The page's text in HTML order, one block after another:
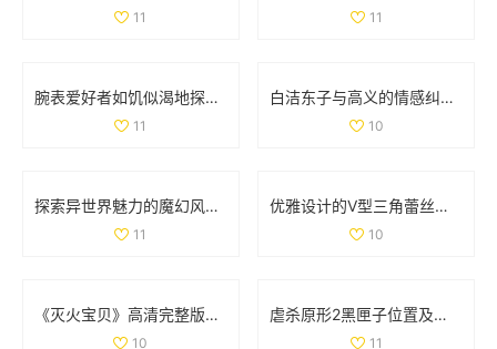
11 11
腕表爱好者如饥似渴地探索la.vorace品牌魅力与精品
11
白洁东子与高义的情感纠葛与生活轨迹探讨
10
探索异世界魅力的魔幻风格手游排行榜与推荐游戏
11
优雅设计的V型三角蕾丝内裤，舒适与魅力并存的完美选择
10
《灭火宝贝》高清完整版在线观影全攻略与资源分享
10
虐杀原形2黑匣子位置及坐标详细解析与分布图分享
11